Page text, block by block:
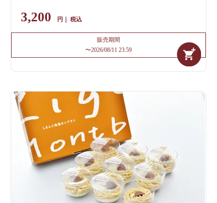
3,200 税込
販売期間
〜2026/08/11 23:59